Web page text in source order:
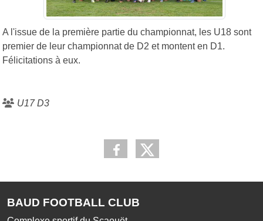
A l'issue de la première partie du championnat, les U18 sont
premier de leur championnat de D2 et montent en D1.
Félicitations à eux.
U17 D3
BAUD FOOTBALL CLUB